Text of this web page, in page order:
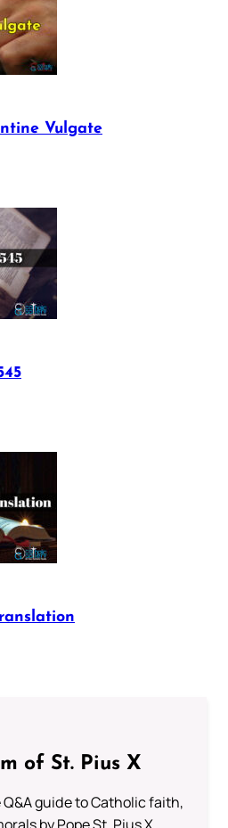
Vulgate
of St. Pius X
guide to Catholic faith,